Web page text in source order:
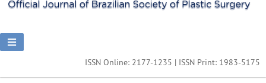
ISSN Online: 2177-1235 | ISSN Print: 1983-5175